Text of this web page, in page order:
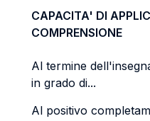
CAPACITA' DI
COMPRENSIONE
Al termine
in grado di...
Al positivo